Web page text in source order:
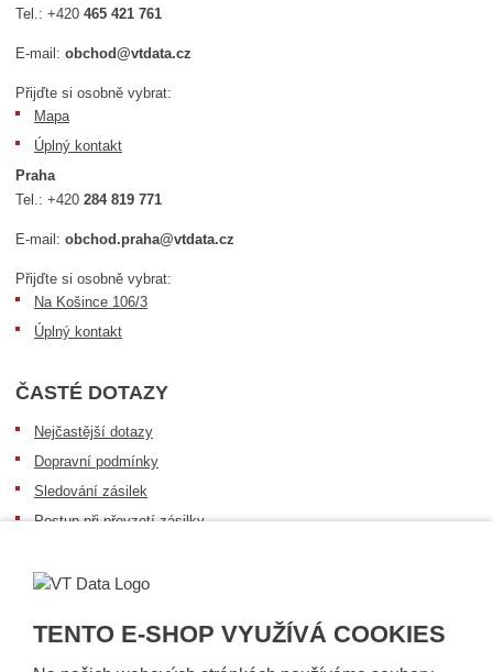
TENTO E-SHOP VYUŽÍVÁ COOKIES
Tel.:+420465 421 761
E-mail:obchod@vtdata.cz
Přijďte si osobně vybrat:
Mapa
Úplný kontakt
Praha
Tel.:+420284 819 771
E-mail:obchod.praha@vtdata.cz
Přijďte si osobně vybrat:
Na Košince 106/3
Úplný kontakt
ČASTÉ DOTAZY
Nejčastější dotazy
Dopravní podmínky
Sledování zásilek
Postup při převzetí zásilky
Obecné informace